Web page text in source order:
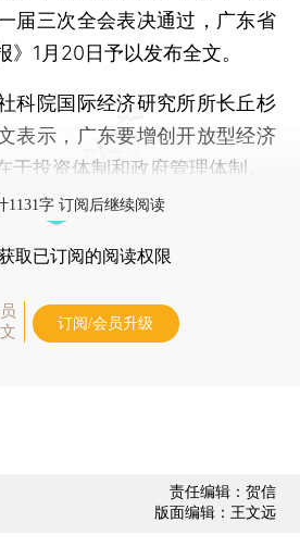
届三次全会表决通过，广东省
》1月20日予以发布全文。
院国际经济研究所所长丘杉
表示，广东要增创开放型经济
于投资体制和政府管理体制
1131字 订阅后继续阅读
取已订阅的阅读权限
订阅/会员升级
责任编辑：贺信
版面编辑：王文远